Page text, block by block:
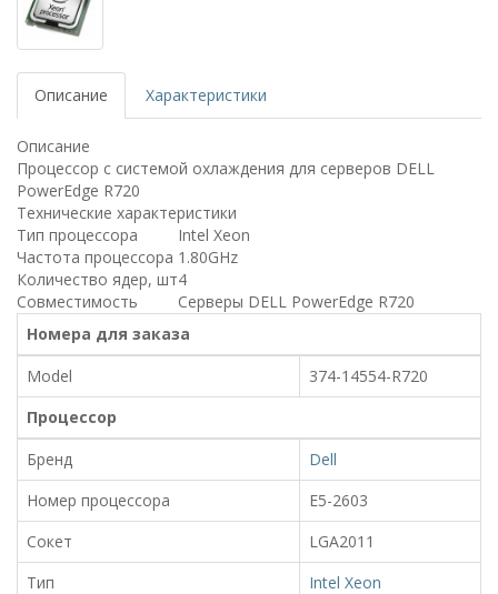
Описание Характеристики
Описание
Процессор с системой охлаждения для серверов DELL
PowerEdge R720
Технические характеристики
Тип процессора
Intel Xeon
Частота процессора 1.80GHz
Количество ядер, шт4
Совместимость
Серверы DELL PowerEdge R720
Номера для заказа
Model
374-14554-R720
Процессор
Бренд
Dell
Номер процессора
E5-2603
Сокет
LGA2011
Тип
Intel Xeon